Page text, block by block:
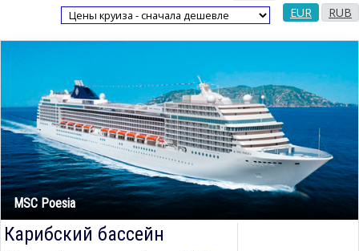
EUR RUB
MSC Poesia
Карибский бассейн